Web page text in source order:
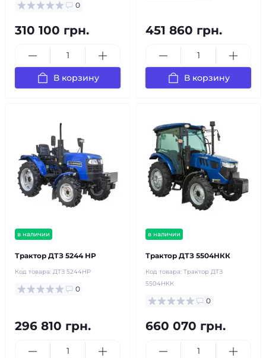
0
310 100 грн.
В корзину
451 860 грн.
В корзину
в наличии
Трактор ДТЗ 5244 НP
Код товара: ДТЗ 5244НP
0
296 810 грн.
в наличии
Трактор ДТЗ 5504НКК
Код товара: Трактор ДТЗ
5504НКК
0
660 070 грн.